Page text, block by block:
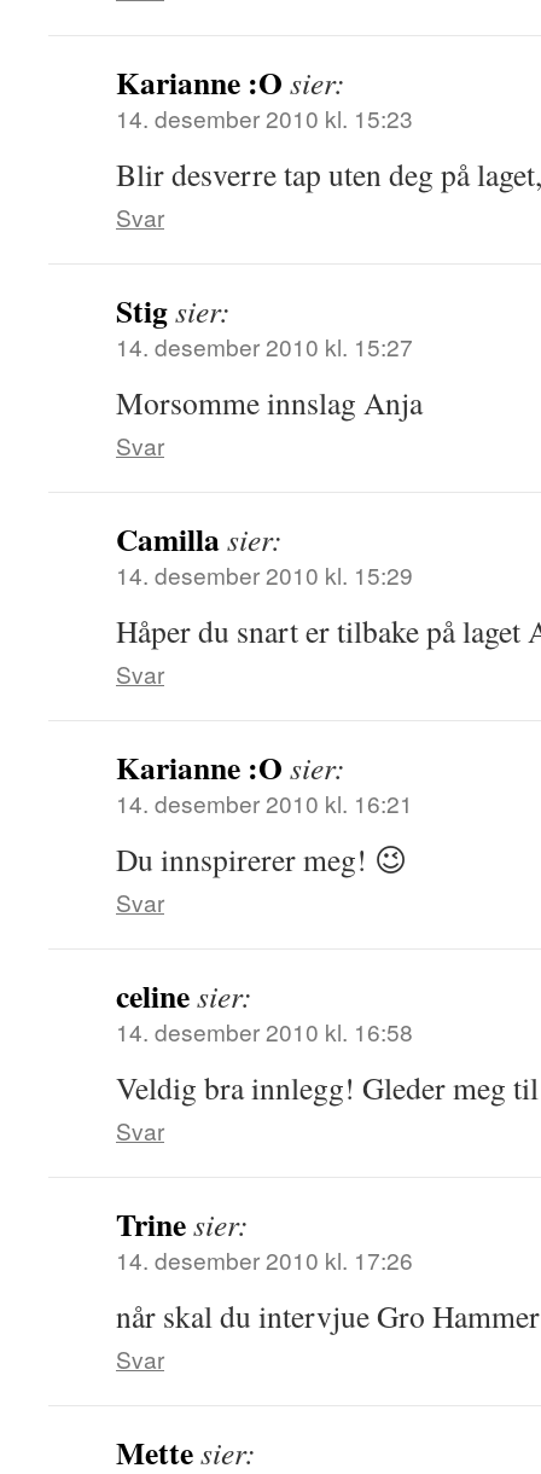
Karianne :O sier:
14. desember 2010 kl. 15:23
Blir desverre tap uten deg på
Svar
Stigsier:
14. desember 2010 kl. 15:27
Morsomme innslag Anja
Svar
Camillasier:
14. desember 2010 kl. 15:29
Håper du snart er tilbake på laget
Svar
Karianne :O sier:
14. desember 2010 kl. 16:21
Du innspirerer meg! 😉
Svar
celinesier:
14. desember 2010 kl. 16:58
Veldig bra innlegg! Gleder meg
Svar
Trinesier:
14. desember 2010 kl. 17:26
når skal du intervjue Gro
Svar
Mettesier: